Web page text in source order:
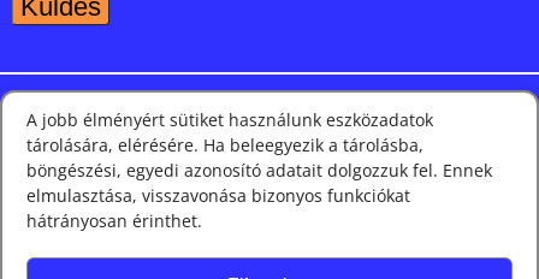
A jobb élményért sütiket használunk eszközadatok
tárolására, elérésére. Ha beleegyezik a tárolásba,
böngészési, egyedi azonosító adatait dolgozzuk fel. Ennek
elmulasztása, visszavonása bizonyos funkciókat
hátrányosan érinthet.
Nézze meg Facebook oldalunkat is
Híreink leggyakoribb címkéi és kategóriái